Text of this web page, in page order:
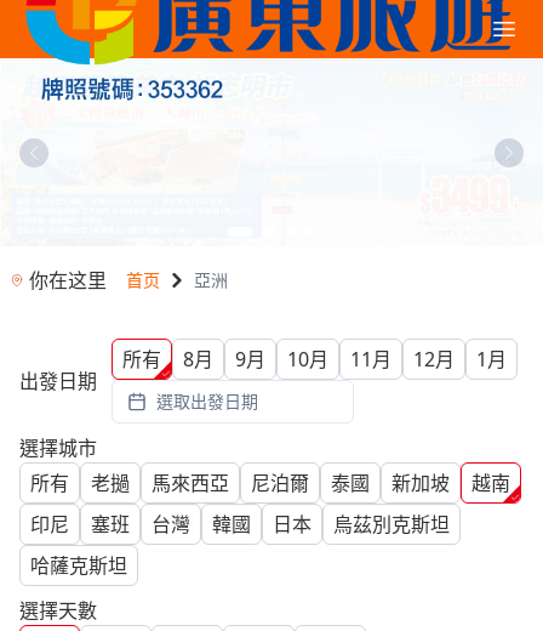
你在这里 首页 亞洲
出發日期
所有 8月 9月 10月 11月 12月 1月
選取出發日期
選擇城市
所有
老撾 馬來西亞 尼泊爾 泰國 新加坡
越南
印尼
塞班 台灣 韓國 日本
烏茲別克斯坦
哈薩克斯坦
選擇天數